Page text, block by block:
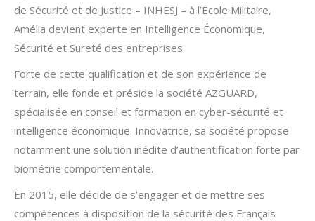
de Sécurité et de Justice – INHESJ – à l’Ecole Militaire,
Amélia devient experte en Intelligence Économique,
Sécurité et Sureté des entreprises.
Forte de cette qualification et de son expérience de
terrain, elle fonde et préside la société AZGUARD,
spécialisée en conseil et formation en cyber-sécurité et
intelligence économique. Innovatrice, sa société propose
notamment une solution inédite d’authentification forte par
biométrie comportementale.
En 2015, elle décide de s’engager et de mettre ses
compétences à disposition de la sécurité des Français